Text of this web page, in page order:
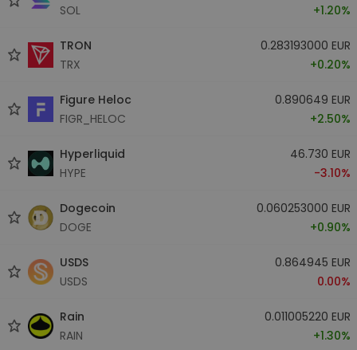
SOL
+1.20%
TRON
TRX
0.283193000 EUR
+0.20%
Figure Heloc
FIGR_HELOC
0.890649 EUR
+2.50%
Hyperliquid
HYPE
46.730 EUR
-3.10%
Dogecoin
DOGE
0.060253000 EUR
+0.90%
USDS
USDS
0.864945 EUR
0.00%
Rain
RAIN
0.011005220 EUR
+1.30%